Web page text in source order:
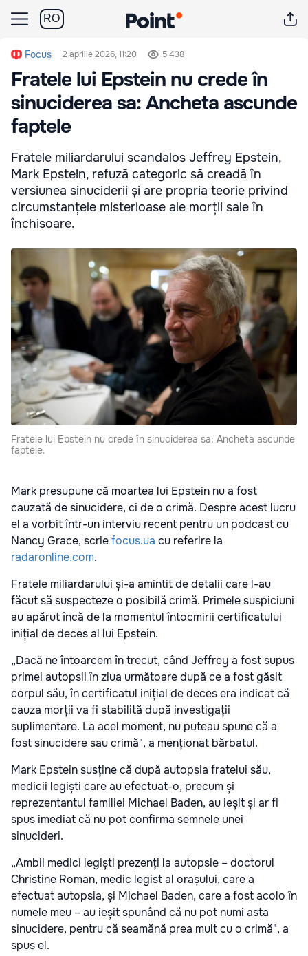
RO
Focus 2 aprilie 2026, 11:20 5 438
Fratele lui Epstein nu crede în
sinuciderea sa: Ancheta ascunde
faptele
Fratele miliardarului scandalos Jeffrey Epstein,
Mark Epstein, refuză categoric să creadă în
versiunea sinuciderii și are propria teorie privind
circumstanțele misterioase ale morții sale în
închisoare.
Fratele lui Epstein nu crede în sinuciderea sa: Ancheta ascunde
faptele.
Mark presupune că moartea lui Epstein nu a fost
cauzată de sinucidere, ci de o crimă. Despre acest lucru
el a vorbit într-un interviu recent pentru un podcast cu
Nancy Grace, scriefocus.ua cu referire la
radaronline.com.
Fratele miliardarului și-a amintit de detalii care l-au
făcut să suspecteze o posibilă crimă. Primele suspiciuni
au apărut încă de la momentul întocmirii certificatului
inițial de deces al lui Epstein.
„Dacă ne întoarcem în trecut, când Jeffrey a fost supus
primei autopsii în ziua următoare după ce a fost găsit
corpul său, în certificatul inițial de deces era indicat că
cauza morții va fi stabilită după investigații
suplimentare. La acel moment, nu puteau spune că a
fost sinucidere sau crimă", a menționat bărbatul.
Mark Epstein susține că după autopsia fratelui său,
medicii legiști care au efectuat-o, precum și
reprezentantul familiei Michael Baden, au ieșit și ar fi
spus imediat că nu pot confirma semnele unei
sinucideri.
„Ambii medici legiști prezenți la autopsie – doctorul
Christine Roman, medic legist al orașului, care a
efectuat autopsia, și Michael Baden, care a fost acolo în
numele meu – au ieșit spunând că nu pot numi asta
sinucidere, pentru că seamănă prea mult cu o crimă", a
spus el.